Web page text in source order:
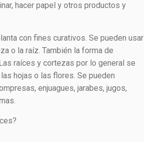
hacer papel y otros productos y
con fines curativos. Se pueden usar
o la raíz. También la forma de
raíces y cortezas por lo general se
hojas o las flores. Se pueden
enjuagues, jarabes, jugos,